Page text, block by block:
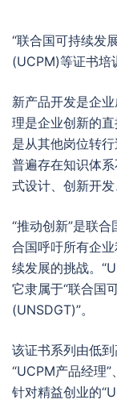
“联合国可持续发
(UCPM)等证书培
新产品开发是企
理是企业创新的
是从其他岗位转
普遍存在知识体
式设计、创新开发
“推动创新”是联
合国呼吁所有企
续发展的挑战。
它隶属于“联合国
(UNSDGT)”。
该证书系列由低到
“UCPM产品经理
针对精益创业的